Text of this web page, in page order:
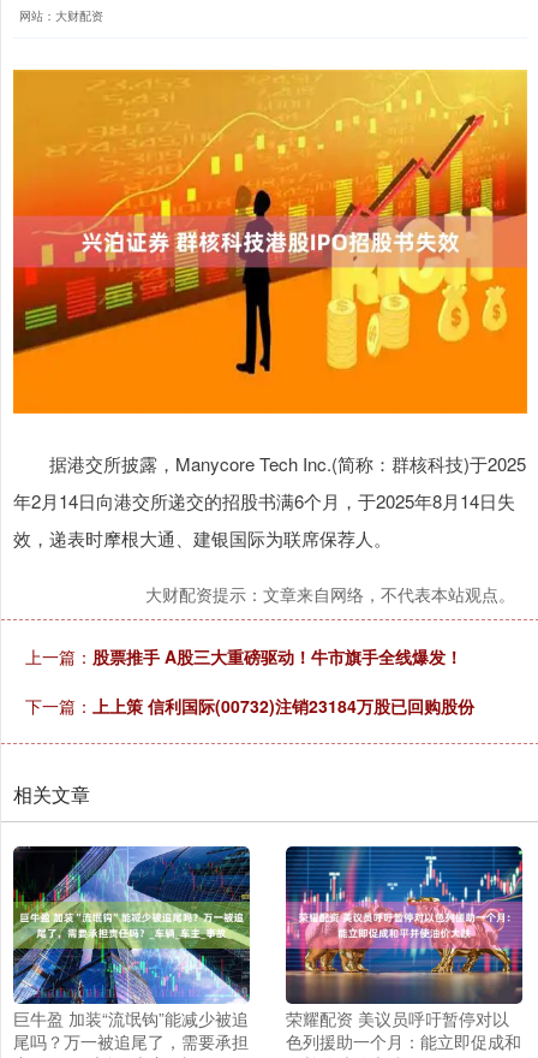
网站：大财配资
据港交所披露，Manycore Tech Inc.(简称：群核科技)于2025
年2月14日向港交所递交的招股书满6个月，于2025年8月14日失
效，递表时摩根大通、建银国际为联席保荐人。
大财配资提示：文章来自网络，不代表本站观点。
上一篇： 股票推手 A股三大重磅驱动！牛市旗手全线爆发！
下一篇： 上上策 信利国际(00732)注销23184万股已回购股份
相关文章
巨牛盈 加装“流氓钩”能减少被追
尾吗？万一被追尾了，需要承担
荣耀配资 美议员呼吁暂停对以
色列援助一个月：能立即促成和